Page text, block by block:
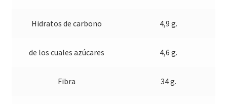
Hidratos de carbono 4,9 g.
de los cuales azúcares 4,6 g.
Fibra 34 g.